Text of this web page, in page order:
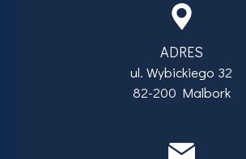
ADRES
ul. Wybickiego 32
82-200 Malbork